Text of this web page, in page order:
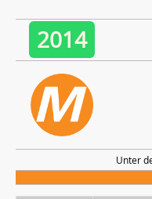
2014
Unter